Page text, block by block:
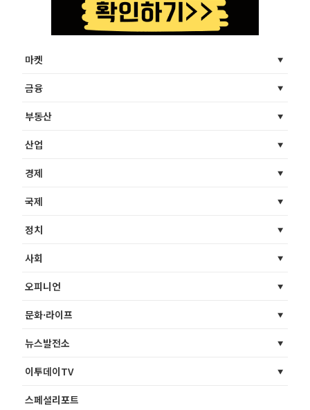
마켓
금융
부동산
산업
경제
국제
정치
사회
오피니언
문화·라이프
뉴스발전소
이투데이TV
스페셜리포트